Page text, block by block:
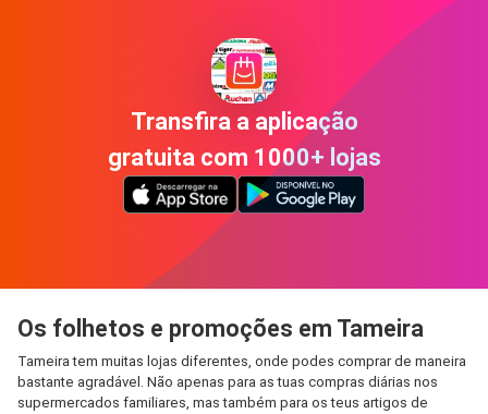
Transfira a aplicação
gratuita com 1000+ lojas
Os folhetos e promoções em Tameira
Tameira tem muitas lojas diferentes, onde podes comprar de maneira
bastante agradável. Não apenas para as tuas compras diárias nos
supermercados familiares, mas também para os teus artigos de